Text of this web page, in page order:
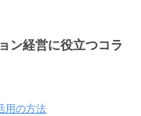
ン経営に役立つコラ
用の方法